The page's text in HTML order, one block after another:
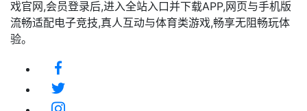
戏官网,会员登录后,进入全站入口并下载APP,网页与手机版
流畅适配电子竞技,真人互动与体育类游戏,畅享无阻畅玩体
验。